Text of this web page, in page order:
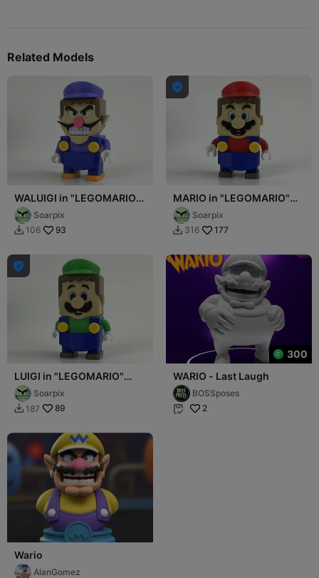
Related Models
WALUIGI in "LEGOMARIO"
style - complete set
Soarpix
 106 93

MARIO in "LEGOMARIO"
style - complete set
Soarpix
 316 177

LUIGI in "LEGOMARIO"
style - complete set
Soarpix
 187 89
300
WARIO - Last Laugh
BOSSposes
 2
Wario
AlanGomez